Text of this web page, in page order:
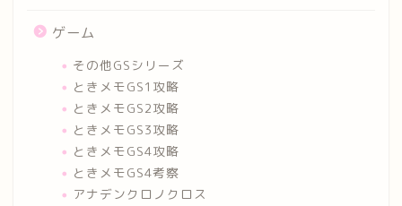
ゲーム
その他GSシリーズ
ときメモGS1攻略
ときメモGS2攻略
ときメモGS3攻略
ときメモGS4攻略
ときメモGS4考察
アナデンクロノクロス